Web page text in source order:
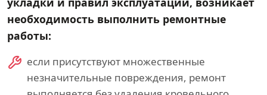
необходимость выполнить ремонтные
работы:
если присутствуют множественные
незначительные повреждения, ремонт